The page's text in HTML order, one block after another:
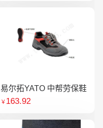
易尔拓YATO 中帮劳保鞋
￥ 163.92